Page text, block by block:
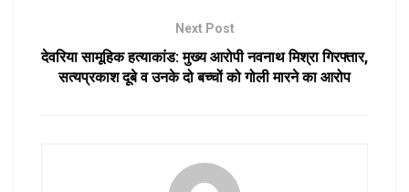
Next Post
देवरिया सामूहिक हत्याकांड: मुख्य आरोपी नवनाथ मिश्रा गिरफ्तार,
सत्यप्रकाश दूबे व उनके दो बच्चों को गोली मारने का आरोप